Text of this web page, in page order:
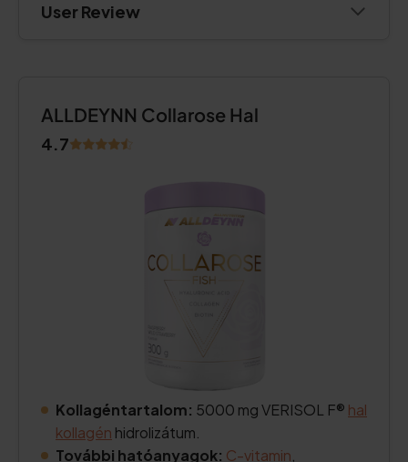
User Review
ALLDEYNN Collarose Hal
4.7
Kollagéntartalom: 5000 mg VERISOL F® hal
kollagén hidrolizátum.
További hatóanyagok: C-vitamin